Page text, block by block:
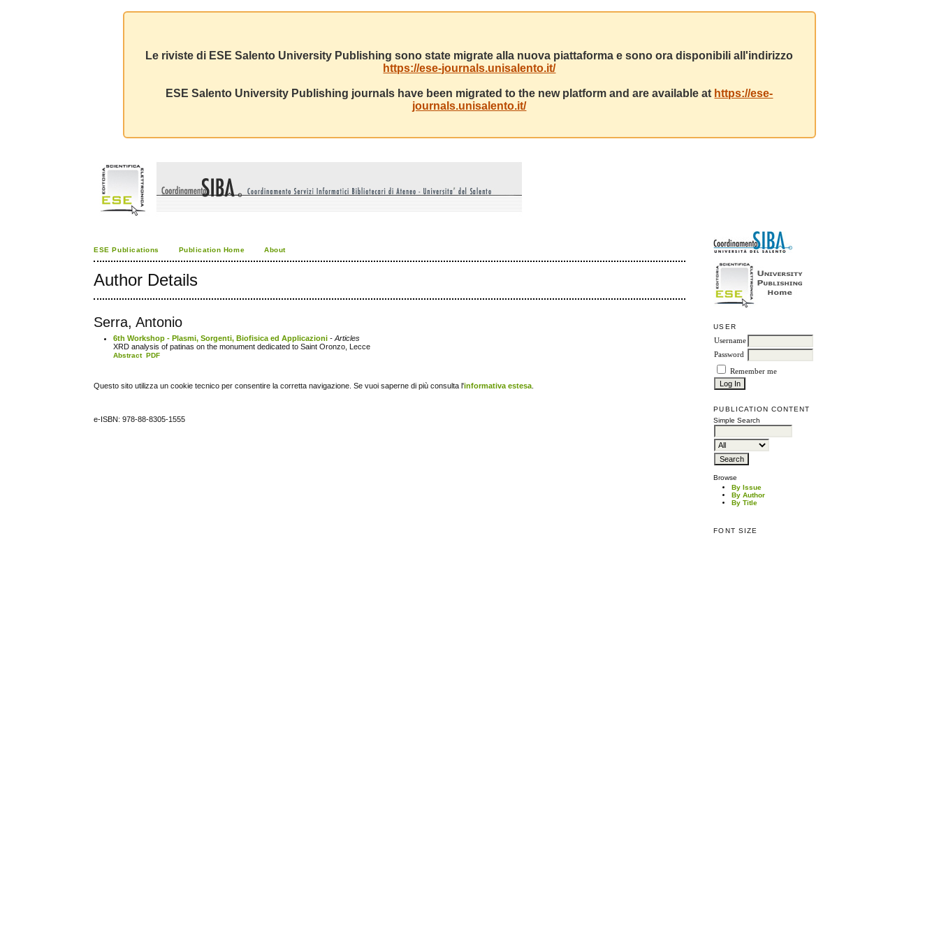
Le riviste di ESE Salento University Publishing sono state migrate alla nuova piattaforma e sono ora disponibili all'indirizzo
https://ese-journals.unisalento.it/
ESE Salento University Publishing journals have been migrated to the new platform and are available at https://ese-
journals.unisalento.it/
USER
Username
Password
Remember me
PUBLICATION CONTENT
Simple Search
Browse
By Issue
By Author
By Title
FONT SIZE
ESE Publications Publication Home About
Author Details
Serra, Antonio
6th Workshop - Plasmi, Sorgenti, Biofisica ed Applicazioni - Articles
XRD analysis of patinas on the monument dedicated to Saint Oronzo, Lecce
Abstract PDF
Questo sito utilizza un cookie tecnico per consentire la corretta navigazione. Se vuoi saperne di più consulta l'informativa estesa
e-ISBN: 978-88-8305-1555